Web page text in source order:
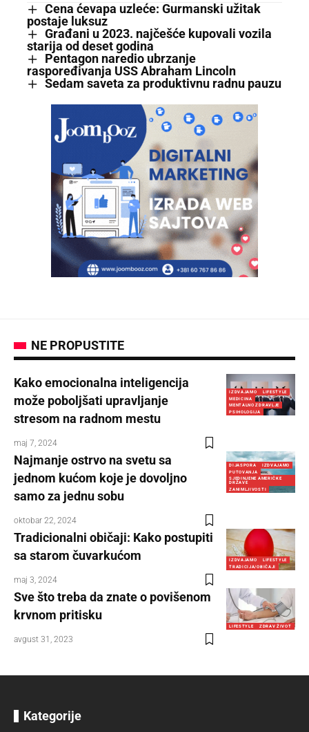
Cena ćevapa uzleće: Gurmanski užitak
postaje luksuz
Građani u 2023. najčešće kupovali vozila
starija od deset godina
Pentagon naredio ubrzanje
raspoređivanja USS Abraham Lincoln
Sedam saveta za produktivnu radnu pauzu
NE PROPUSTITE
IZDVAJAMO
LIFESTYLE
MEDICINA
MENTALNO ZDRAVLJE
PSIHOLOGIJA
Kako emocionalna inteligencija
može poboljšati upravljanje
stresom na radnom mestu
maj 7, 2024
DIJASPORA
IZDVAJAMO
PUTOVANJA
SJEDINJENE AMERIČKE
DRŽAVE
ZANIMLJIVOSTI
Najmanje ostrvo na svetu sa
jednom kućom koje je dovoljno
samo za jednu sobu
oktobar 22, 2024
IZDVAJAMO
LIFESTYLE
TRADICIJA/OBIČAJI
Tradicionalni običaji: Kako postupiti
sa starom čuvarkućom
maj 3, 2024
LIFESTYLE ZDRAV ŽIVOT
Sve što treba da znate o povišenom
krvnom pritisku
avgust 31, 2023
Kategorije